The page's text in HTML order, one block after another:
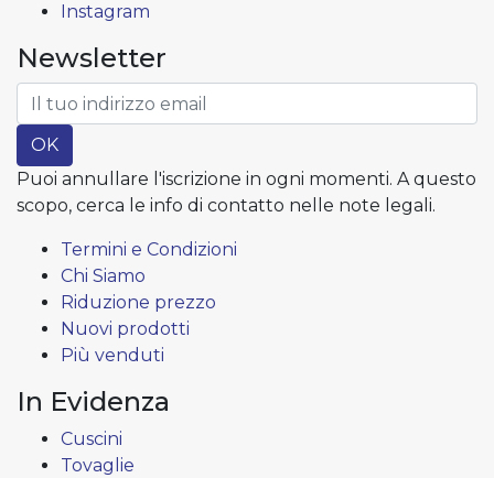
Instagram
Newsletter
OK
Puoi annullare l'iscrizione in ogni momenti. A questo
scopo, cerca le info di contatto nelle note legali.
Termini e Condizioni
Chi Siamo
Riduzione prezzo
Nuovi prodotti
Più venduti
In Evidenza
Cuscini
Tovaglie